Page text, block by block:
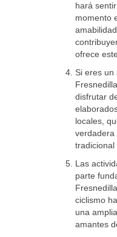
hará
momento
ofrece
Si eres un
disfrutar
locales,
verdadera
tradicional
Las
parte
ciclismo
una
amantes